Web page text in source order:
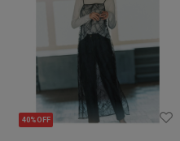
40%OFF